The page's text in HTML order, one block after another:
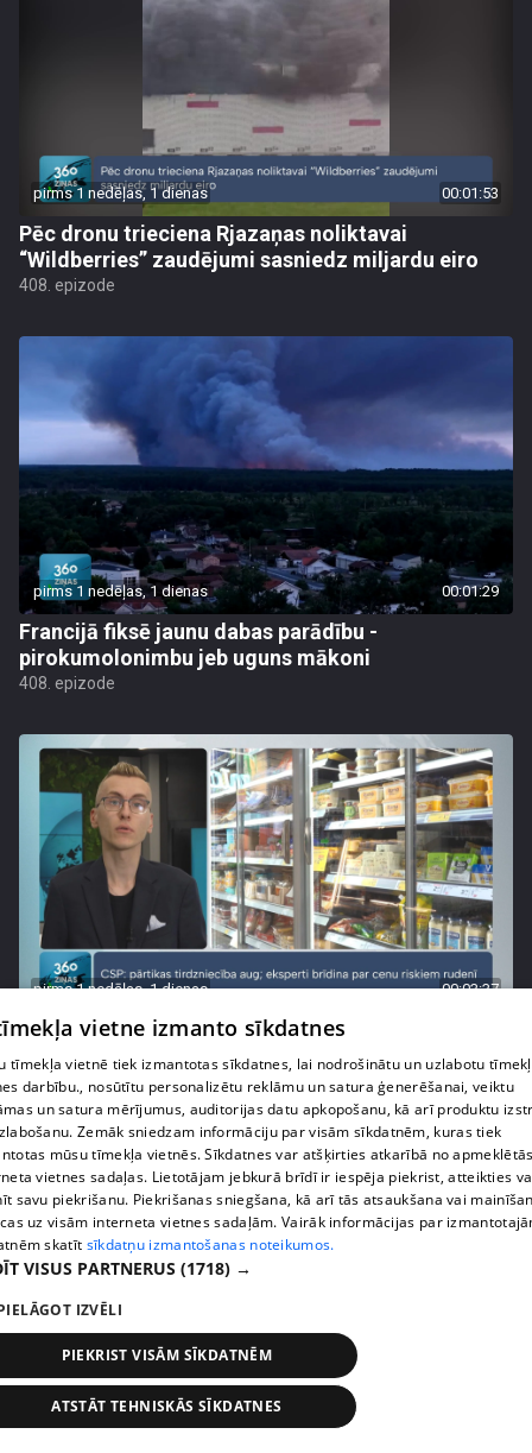
pirms 1 nedēļas, 1 dienas 00:01:53
Pēc dronu trieciena Rjazaņas noliktavai
“Wildberries” zaudējumi sasniedz miljardu eiro
408. epizode
pirms 1 nedēļas, 1 dienas 00:01:29
Francijā fiksē jaunu dabas parādību -
pirokumolonimbu jeb uguns mākoni
408. epizode
pirms 1 nedēļas, 1 dienas 00:03:37
Pārtiku pērkam vairāk, bet vai “zemo cenu grozs”
tiešām samazina kopējo čeku?
408. epizode
pirms 1 nedēļas, 1 dienas
Latvijā pirmajā Simulāciju centrā mediķi trenēsies
vietne izmanto sīkdatnes
tīmekļa vietnē tiek izmantotas sīkdatnes, lai nodrošinātu un uzlabotu
darbību., nosūtītu personalizētu reklāmu un satura ģenerēšanai, veiktu
un satura mērījumus, auditorijas datu apkopošanu, kā arī produktu
Zemāk sniedzam informāciju par visām sīkdatnēm, kuras tiek
mūsu tīmekļa vietnēs. Sīkdatnes var atšķirties atkarībā no
vietnes sadaļas. Lietotājam jebkurā brīdī ir iespēja piekrist, atteikties
savu piekrišanu. Piekrišanas sniegšana, kā arī tās atsaukšana vai
uz visām interneta vietnes sadaļām. Vairāk informācijas par
skatīt sīkdatņu izmantošanas noteikumos.
VISUS PARTNERUS (1718) →
IZVĒLI
PIEKRIST VISĀM SĪKDATNĒM
ATSTĀT TEHNISKĀS SĪKDATNES